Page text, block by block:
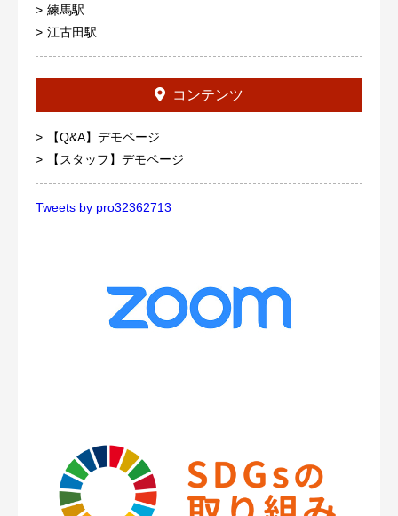
練馬駅
江古田駅
コンテンツ
【Q&A】デモページ
【スタッフ】デモページ
Tweets by pro32362713